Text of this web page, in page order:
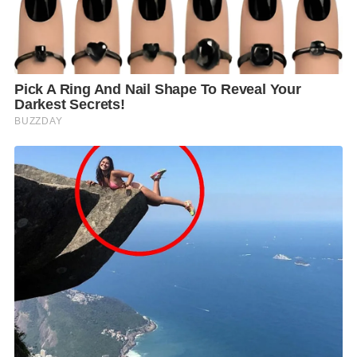
เหมือนเป็นอีกหนึ่ง
New normalที่ทุกคนควร
เปลี่ยนแปลงพฤติกรรม และทำมันอย่างยั่งยืนครับ”คุณณ
รัชฏ์กล่าวทิ้งท้าย
“ช้างโคลด์ บรูว์”Recyclable Pack
ร้านสะดวกซื้อ (
จำนวน100,000ชิ้นโดยลูกค้าสามารถนำบรรจุภัณฑ์ที่
ใช้แล้วมาส่งคืนที่จุดส่งคืนผลิตภัณฑ์ (
มีมากถึง439จุดโดยบรรจุภัณฑ์ที่ถูกส่งคืนอย่างถูกที่ ถูก
วิธีนี้จะถูกนำกลับเข้าสู่กระบวนจัดการอย่างเหมาะสมเพื่อ
นำไปรีไซเคิลผลิตเป็นบรรจุภัณฑ์อีกครั้ง หรือเพิ่มมูลค่า
ด้วยการผลิตเป็นสินค้าชนิดอื่น ซึ่งเป็นการลดการใช้
ทรัพยากรธรรมชาติ และลดผลกระทบของบรรจุภัณฑ์
หลังการบริโภคต่อสิ่งแวดล้อมอย่างยั่งยืนอีกด้วย
F
T